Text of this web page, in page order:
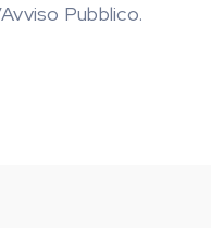
Pubblico.